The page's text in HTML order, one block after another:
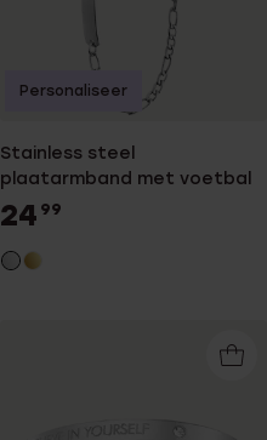
Stainless steel
plaatarmband met voetbal
24 99
Personaliseer